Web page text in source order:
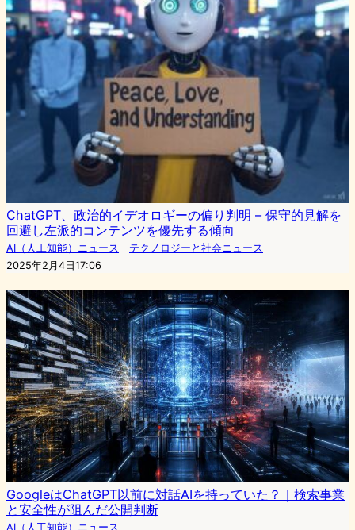
ChatGPT、政治的イデオロギーの偏り判明 – 保守的見解を
回避し左派的コンテンツを優先する傾向
AI（人工知能）ニュース ｜ テクノロジーと社会ニュース
2025年2月4日17:06
GoogleはChatGPT以前に対話AIを持っていた？｜検索事業
と安全性が阻んだ公開判断
AI（人工知能）ニュース